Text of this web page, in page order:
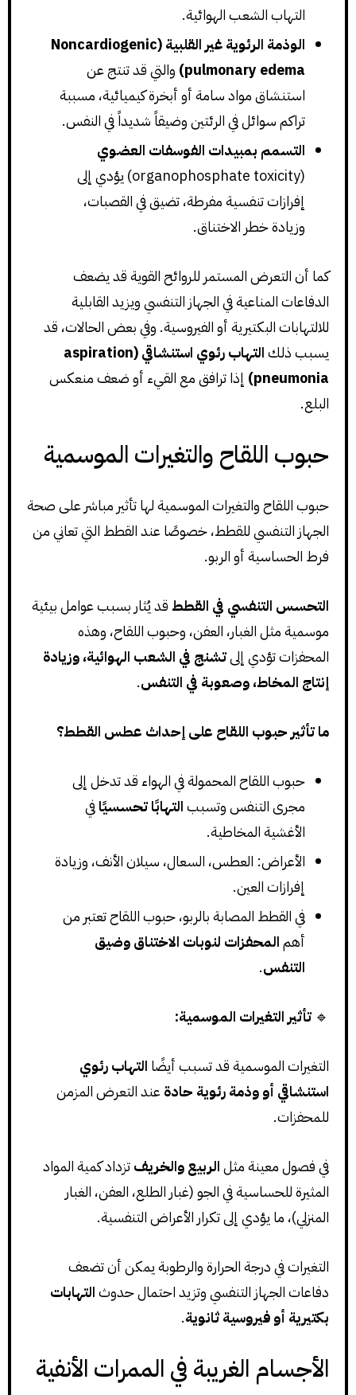
التهاب الشعب الهوائية.
الوذمة الرئوية غير القلبية (Noncardiogenic
pulmonary edema) والتي قد تنتج عن
استنشاق مواد سامة أو أبخرة كيميائية، مسببة
تراكم سوائل في الرئتين وضيقاً شديداً في النفس.
التسمم بمبيدات الفوسفات العضوي
(organophosphate toxicity) يؤدي إلى
إفرازات تنفسية مفرطة، تضيق في القصبات،
وزيادة خطر الاختناق.
كما أن التعرض المستمر للروائح القوية قد يضعف
الدفاعات المناعية في الجهاز التنفسي ويزيد القابلية
للالتهابات البكتيرية أو الفيروسية. وفي بعض الحالات، قد
يسبب ذلك
التهاب رئوي استنشاقي (aspiration
pneumonia) إذا ترافق مع القيء أو ضعف منعكس
البلع.
حبوب اللقاح والتغيرات الموسمية
حبوب اللقاح والتغيرات الموسمية لها تأثير مباشر على صحة
الجهاز التنفسي للقطط، خصوصًا عند القطط التي تعاني من
فرط الحساسية أو الربو.
التحسس التنفسي في القطط قد يُثار بسبب عوامل بيئية
موسمية مثل الغبار، العفن، وحبوب اللقاح، وهذه
المحفزات تؤدي إلىتشنج في الشعب الهوائية، وزيادة
إنتاج المخاط، وصعوبة في التنفس.
ما تأثير حبوب اللقاح على إحداث عطس القطط؟
حبوب اللقاح المحمولة في الهواء قد تدخل إلى
مجرى التنفس وتسببالتهابًا تحسسيًافي
الأغشية المخاطية.
الأعراض: العطس، السعال، سيلان الأنف، وزيادة
إفرازات العين.
في القطط المصابة بالربو، حبوب اللقاح تعتبر من
أهمالمحفزات لنوبات الاختناق وضيق
التنفس.
🔹تأثير التغيرات الموسمية:
التغيرات الموسمية قد تسبب أيضًا التهاب رئوي
استنشاقي أو وذمة رئوية حادةعند التعرض المزمن
للمحفزات.
في فصول معينة مثلالربيع والخريفتزداد كمية المواد
المثيرة للحساسية في الجو (غبار الطلع، العفن، الغبار
المنزلي)، ما يؤدي إلى تكرار الأعراض التنفسية.
التغيرات في درجة الحرارة والرطوبة يمكن أن تضعف
دفاعات الجهاز التنفسي وتزيد احتمال حدوثالتهابات
بكتيرية أو فيروسية ثانوية.
الأجسام الغريبة في الممرات الأنفية